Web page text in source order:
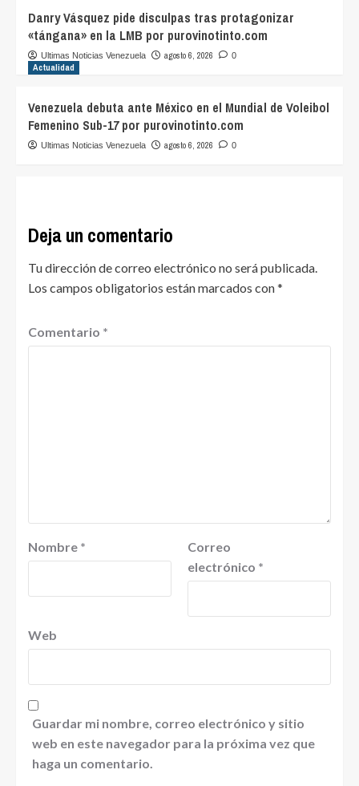
Danry Vásquez pide disculpas tras protagonizar
«tángana» en la LMB por purovinotinto.com
Ultimas Noticias Venezuela agosto 6, 2026 0
Actualidad
Venezuela debuta ante México en el Mundial de Voleibol
Femenino Sub-17 por purovinotinto.com
Ultimas Noticias Venezuela agosto 6, 2026 0
Deja un comentario
Tu dirección de correo electrónico no será publicada.
Los campos obligatorios están marcados con*
Comentario *
Nombre *
Correo
electrónico *
Web
Guardar mi nombre, correo electrónico y sitio
web en este navegador para la próxima vez que
haga un comentario.